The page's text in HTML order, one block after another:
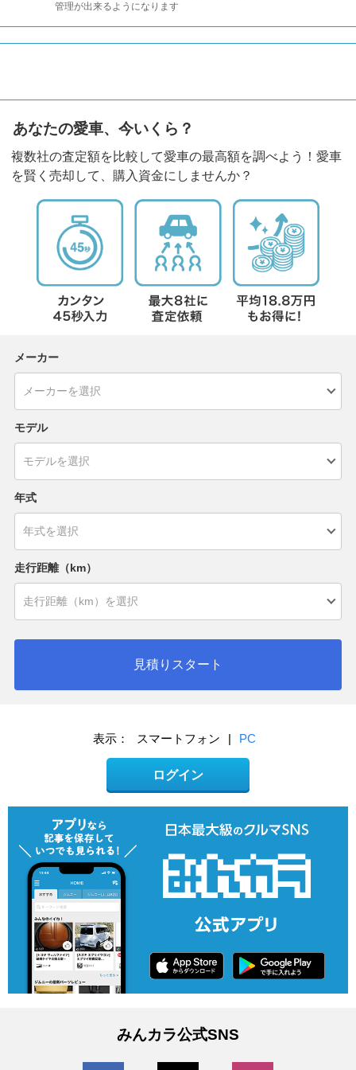
管理が出来るようになります
あなたの愛車、今いくら？
複数社の査定額を比較して愛車の最高額を調べよう！愛車
を賢く売却して、購入資金にしませんか？
メーカー
モデル
年式
走行距離（km）
見積りスタート
表示： スマートフォン | PC
ログイン
みんカラ公式SNS